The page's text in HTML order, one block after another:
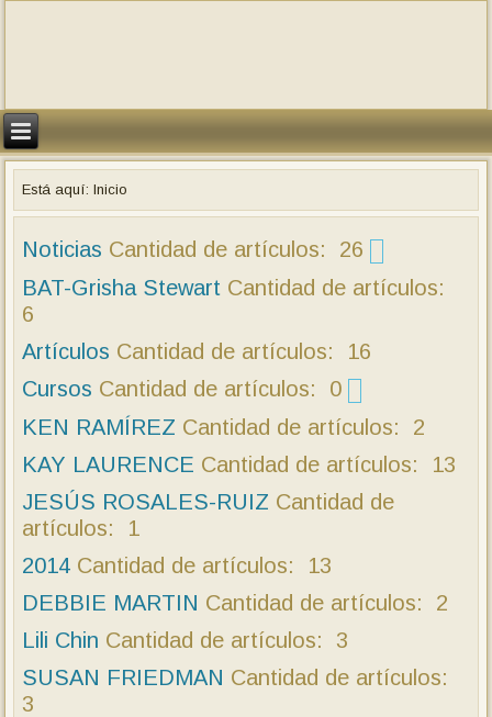
Está aquí:Inicio
Noticias Cantidad de artículos: 26
CursoClicker Cantidad de artículos: 4
BAT-Grisha Stewart Cantidad de artículos:
6
Artículos Cantidad de artículos: 16
Cursos Cantidad de artículos: 0
Cursos 2010 Cantidad de artículos: 3
Cursos CAP 2011 Cantidad de artículos: 9
Cursos CAP 2012 Cantidad de artículos: 10
Otros Cursos 2011
Otros cursos 2012 Cantidad de artículos: 7
Cursos CAP 2013 Cantidad de artículos: 6
Otros Cursos 2013 Cantidad de artículos: 8
Cursos CAP 2014 Cantidad de artículos: 3
KEN RAMÍREZ Cantidad de artículos: 2
KAY LAURENCE Cantidad de artículos: 13
JESÚS ROSALES-RUIZ Cantidad de
artículos: 1
2014 Cantidad de artículos: 13
DEBBIE MARTIN Cantidad de artículos: 2
Lili Chin Cantidad de artículos: 3
SUSAN FRIEDMAN Cantidad de artículos:
3